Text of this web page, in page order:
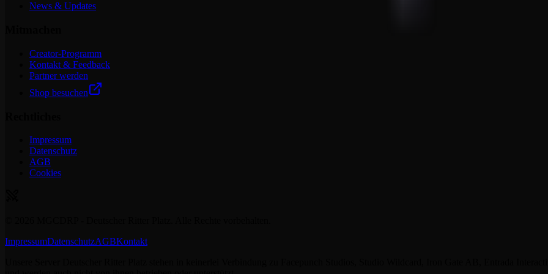
News & Updates
Creator-Programm
Kontakt & Feedback
Partner werden
Shop besuchen
Impressum
Datenschutz
AGB
Cookies
ImpressumDatenschutzAGBKontakt